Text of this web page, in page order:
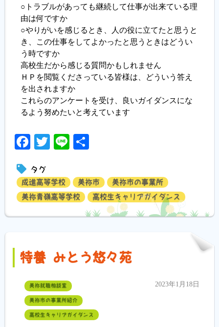
○トラブルがあっても継続して仕事が出来ている理
由は何ですか
○やりがいを感じるとき、人の役に立てたと思うと
き、この仕事をしてよかったと思うときはどうい
う時ですか
高校生だから感じる質問かもしれません
ＨＰを閲覧くださっている皆様は、どういう答え
を出されますか
これらのアンケートを受け、良いガイダンスにな
るよう努めたいと考えています
Facebook
Twitter
Line
タグ
成進高等学校 美祢市
美祢市の事業所
美祢青嶺高等学校
高校生キャリアガイダンス
特養 みとう悠々苑
美祢就職相談室
美祢市の事業所紹介
高校生キャリアガイダンス
2023年1月18日